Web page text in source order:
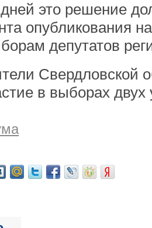
это решение
опубликования
депутатов
Свердловской
в выборах